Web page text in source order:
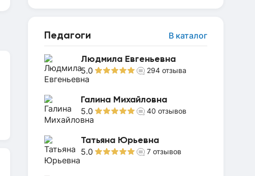
Педагоги В каталог
Людмила Евгеньевна
5.0 294 отзыва
Галина Михайловна
5.0 40 отзывов
Татьяна Юрьевна
5.0 7 отзывов